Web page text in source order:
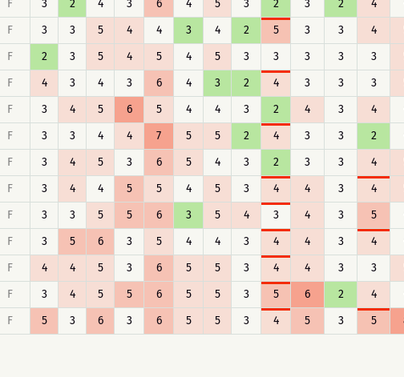
F 3 2 4 3 6 4 5 3 2 3 2 4
F 3 3 5 4 4 3 4 2 5 3 3 4
F 2 3 5 4 5 4 5 3 3 3 3 3
F 4 3 4 3 6 4 3 2 4 3 3 3
F 3 4 5 6 5 4 4 3 2 4 3 4
F 3 3 4 4 7 5 5 2 4 3 3 2
F 3 4 5 3 6 5 4 3 2 3 3 4
F 3 4 4 5 5 4 5 3 4 4 3 4
F 3 3 5 5 6 3 5 4 3 4 3 5
F 3 5 6 3 5 4 4 3 4 4 3 4
F 4 4 5 3 6 5 5 3 4 4 3 3
F 3 4 5 5 6 5 5 3 5 6 2 4
F 5 3 6 3 6 5 5 3 4 5 3 5